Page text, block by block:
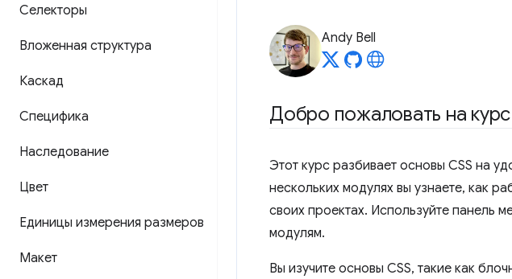
Селекторы
Вложенная структура
Каскад
Специфика
Наследование
Цвет
Единицы измерения размеров
Макет
Andy Bell
Добро пожаловать на курс
Этот курс разбивает основы CSS на
нескольких модулях вы узнаете, как
своих проектах. Используйте панель
модулям.
Вы изучите основы CSS, такие как